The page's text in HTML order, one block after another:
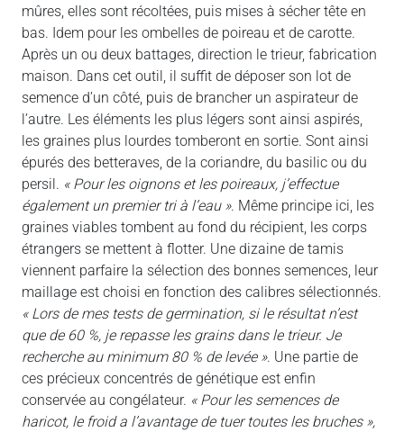
mûres, elles sont récoltées, puis mises à sécher tête en
bas. Idem pour les ombelles de poireau et de carotte.
Après un ou deux battages, direction le trieur, fabrication
maison. Dans cet outil, il suffit de déposer son lot de
semence d’un côté, puis de brancher un aspirateur de
l’autre. Les éléments les plus légers sont ainsi aspirés,
les graines plus lourdes tomberont en sortie. Sont ainsi
épurés des betteraves, de la coriandre, du basilic ou du
persil. « Pour les oignons et les poireaux, j’effectue
également un premier tri à l’eau ». Même principe ici, les
graines viables tombent au fond du récipient, les corps
étrangers se mettent à flotter. Une dizaine de tamis
viennent parfaire la sélection des bonnes semences, leur
maillage est choisi en fonction des calibres sélectionnés.
« Lors de mes tests de germination, si le résultat n’est
que de 60 %, je repasse les grains dans le trieur. Je
recherche au minimum 80 % de levée ». Une partie de
ces précieux concentrés de génétique est enfin
conservée au congélateur. « Pour les semences de
haricot, le froid a l’avantage de tuer toutes les bruches »,